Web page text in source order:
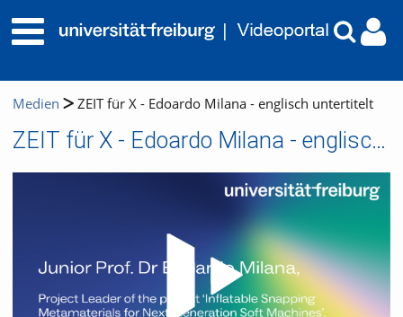
Medien ZEIT für X - Edoardo Milana - englisch untertitelt
ZEIT für X - Edoardo Milana - englisch untertitelt